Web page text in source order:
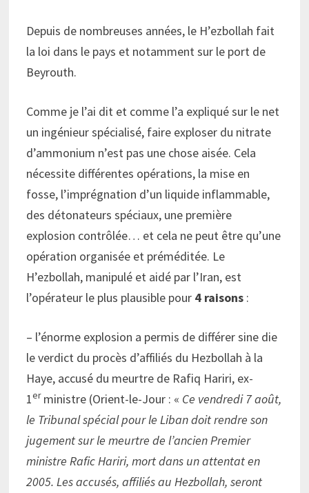
Depuis de nombreuses années, le H’ezbollah fait
la loi dans le pays et notamment sur le port de
Beyrouth.
Comme je l’ai dit et comme l’a expliqué sur le net
un ingénieur spécialisé, faire exploser du nitrate
d’ammonium n’est pas une chose aisée. Cela
nécessite différentes opérations, la mise en
fosse, l’imprégnation d’un liquide inflammable,
des détonateurs spéciaux, une première
explosion contrôlée… et cela ne peut être qu’une
opération organisée et préméditée. Le
H’ezbollah, manipulé et aidé par l’Iran, est
l’opérateur le plus plausible pour 4 raisons:
– l’énorme explosion a permis de différer sine die
le verdict du procès d’affiliés du Hezbollah à la
Haye, accusé du meurtre de Rafiq Hariri, ex-
1erministre (Orient-le-Jour : « Ce vendredi 7 août,
le Tribunal spécial pour le Liban doit rendre son
jugement sur le meurtre de l’ancien Premier
ministre Rafic Hariri, mort dans un attentat en
2005. Les accusés, affiliés au Hezbollah, seront